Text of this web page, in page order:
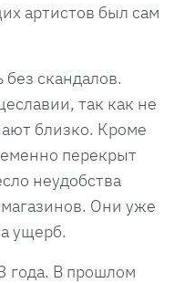
артистов был сам
скандалов.
так как не
близко. Кроме
перекрыт
неудобства
Они уже
ущерб.
года. В прошлом